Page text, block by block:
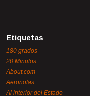
Etiquetas
180 grados
20 Minutos
About.com
Aeronotas
Al interior del Estado